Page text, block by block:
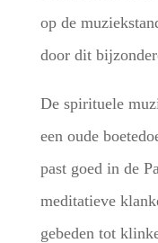
op de
door dit
De spirituele
een oude
past goed in de
meditatieve
gebeden tot